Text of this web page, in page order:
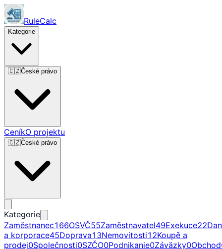
RuleCalc
Kategorie
🇨🇿České právo
CeníkO projektu
🇨🇿České právo
Kategorie
Zaměstnanec166OSVČ55Zaměstnavatel49Exekuce22
a korporace45Doprava13Nemovitosti12Koupě a
prodej0Společnosti0SZČO0Podnikanie0Záväzky0Obchod